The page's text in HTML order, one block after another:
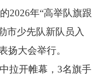
2026年“高举队旗跟
市少先队新队员入
扬大会举行。
拉开帷幕， 3名旗手